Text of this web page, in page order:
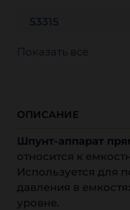
53315
Показать всё
ОПИСАНИЕ
Шпунт-аппарат
относится к
Используется для
давления в
уровне.